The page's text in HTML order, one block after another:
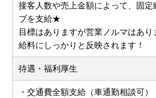
接客人数や売上金額によって、固定
ブを支給★
目標はありますが営業ノルマはあ
給料にしっかりと反映されます！
待遇・福利厚生
・交通費全額支給（車通勤相談可）